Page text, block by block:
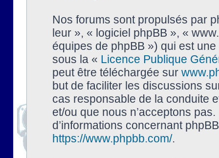
Nos forums sont propulsés par
leur », « logiciel phpBB », «
équipes de phpBB ») qui est
sous la « Licence Publique
peut être téléchargée sur
but de faciliter les discussions
cas responsable de la conduite
et/ou que nous n’acceptons
d’informations concernant
https://www.phpbb.com/.